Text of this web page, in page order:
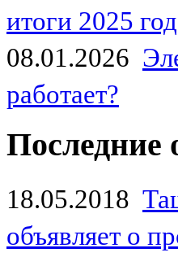
итоги 2025
08.01.2026
работает?
Последние
18.05.2018
объявляет о